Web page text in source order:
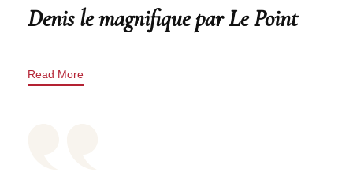
Denis le magnifique par Le Point
Read More